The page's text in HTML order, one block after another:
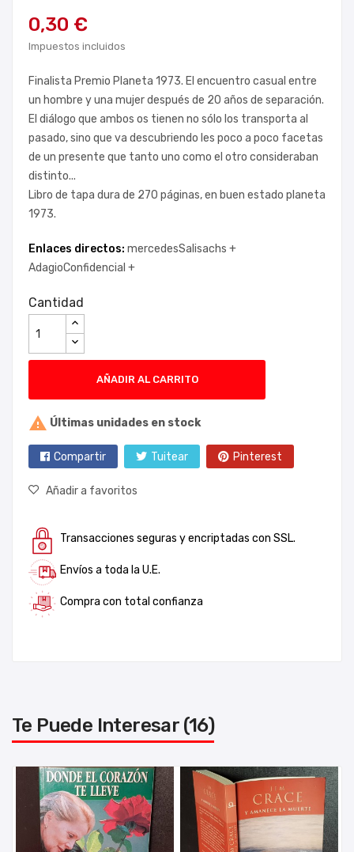
0,30 €
Impuestos incluidos
Finalista Premio Planeta 1973. El encuentro casual entre
un hombre y una mujer después de 20 años de separación.
El diálogo que ambos os tienen no sólo los transporta al
pasado, sino que va descubriendo les poco a poco facetas
de un presente que tanto uno como el otro consideraban
distinto...
Libro de tapa dura de 270 páginas, en buen estado planeta
1973.
Enlaces directos: mercedesSalisachs +
AdagioConfidencial +
Cantidad
AÑADIR AL CARRITO
 Últimas unidades en stock
Compartir Tuitear Pinterest
Añadir a favoritos
Transacciones seguras y encriptadas con SSL.
Envíos a toda la U.E.
Compra con total confianza
Te Puede Interesar (16)